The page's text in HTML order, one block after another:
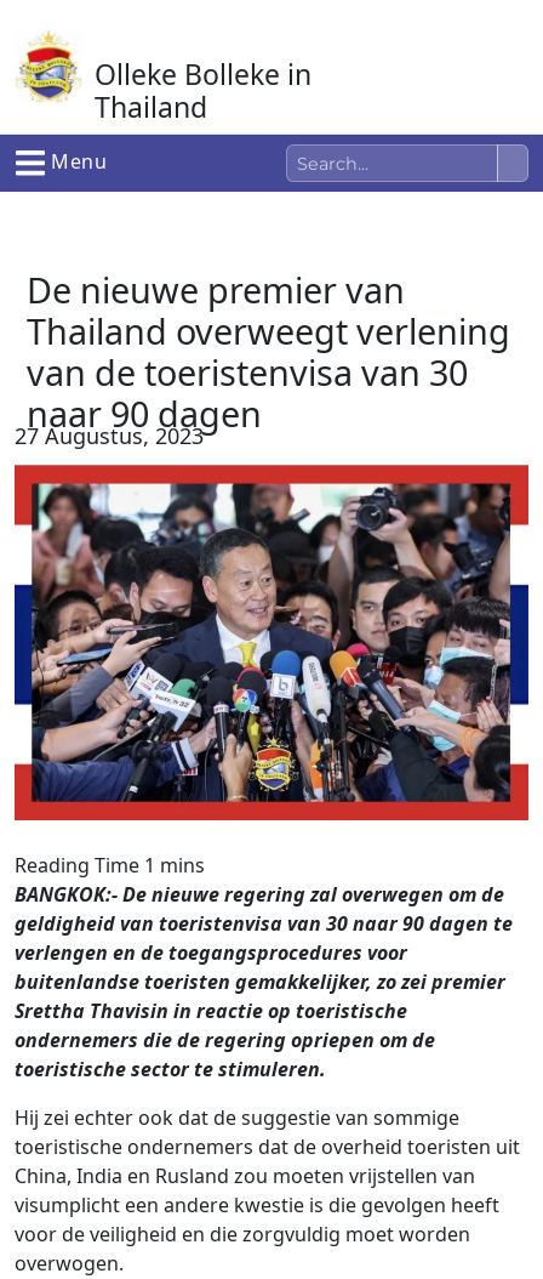
naar
de
inhoud
Olleke Bolleke in
Thailand
In Thailand
Menu
De nieuwe premier van
Thailand overweegt verlening
van de toeristenvisa van 30
naar 90 dagen
27 Augustus, 2023
BANGKOK:- De nieuwe regering zal overwegen om de
geldigheid van toeristenvisa van 30 naar 90 dagen te
verlengen en de toegangsprocedures voor
buitenlandse toeristen gemakkelijker, zo zei premier
Srettha Thavisin in reactie op toeristische
ondernemers die de regering opriepen om de
toeristische sector te stimuleren.
Hij zei echter ook dat de suggestie van sommige
toeristische ondernemers dat de overheid toeristen uit
China, India en Rusland zou moeten vrijstellen van
visumplicht een andere kwestie is die gevolgen heeft
voor de veiligheid en die zorgvuldig moet worden
overwogen.